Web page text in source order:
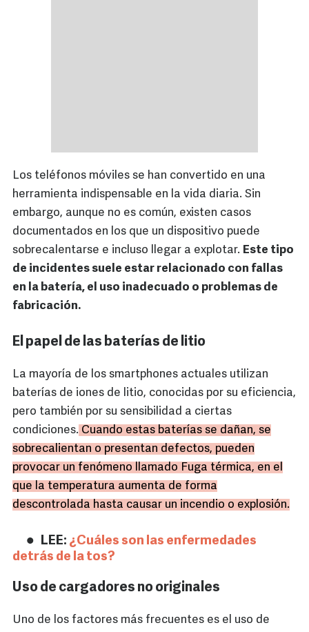
Los teléfonos móviles se han convertido en una
herramienta indispensable en la vida diaria. Sin
embargo, aunque no es común, existen casos
documentados en los que un dispositivo puede
sobrecalentarse e incluso llegar a explotar. Este tipo
de incidentes suele estar relacionado con fallas
en la batería, el uso inadecuado o problemas de
fabricación.
El papel de las baterías de litio
La mayoría de los smartphones actuales utilizan
baterías de iones de litio, conocidas por su eficiencia,
pero también por su sensibilidad a ciertas
condiciones. Cuando estas baterías se dañan, se
sobrecalientan o presentan defectos, pueden
provocar un fenómeno llamado Fuga térmica, en el
que la temperatura aumenta de forma
descontrolada hasta causar un incendio o explosión.
LEE: ¿Cuáles son las enfermedades
detrás de la tos?
Uso de cargadores no originales
Uno de los factores más frecuentes es el uso de